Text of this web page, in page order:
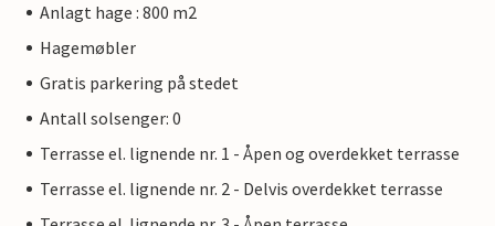
Anlagt hage : 800 m2
Hagemøbler
Gratis parkering på stedet
Antall solsenger: 0
Terrasse el. lignende nr. 1 - Åpen og overdekket terrasse
Terrasse el. lignende nr. 2 - Delvis overdekket terrasse